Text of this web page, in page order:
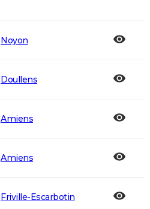
Noyon
Doullens
Amiens
Amiens
Friville-Escarbotin